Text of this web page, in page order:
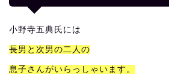
小野寺五典氏には
長男と次男の二人の
息子さんがいらっしゃいます。